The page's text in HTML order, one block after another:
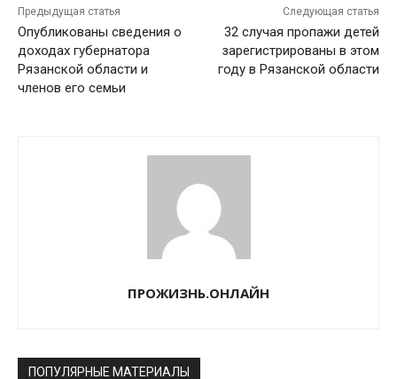
Предыдущая статья
Опубликованы сведения о
доходах губернатора
Рязанской области и
членов его семьи
Следующая статья
32 случая пропажи детей
зарегистрированы в этом
году в Рязанской области
ПРОЖИЗНЬ.ОНЛАЙН
ПОПУЛЯРНЫЕ МАТЕРИАЛЫ